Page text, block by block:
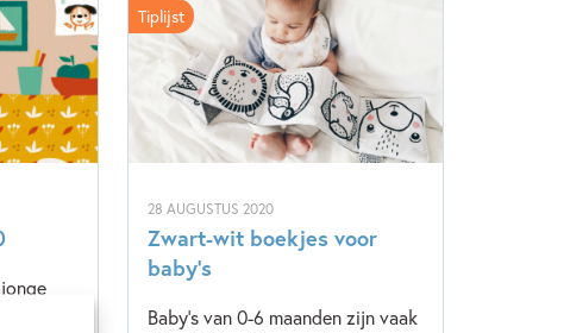
28 AUGUSTUS 2020
Zwart-wit boekjes voor
baby’s
Baby’s van 0-6 maanden zijn vaak
Tiplijst